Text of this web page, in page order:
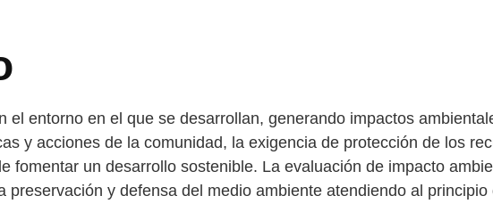
el entorno en el que se desarrollan, generando impactos
y acciones de la comunidad, la exigencia de protección de los
fomentar un desarrollo sostenible. La evaluación de impacto
y defensa del medio ambiente atendiendo al principio